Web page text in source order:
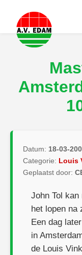
Datum: 18-03-
Categorie: Louis
Geplaatst door:
John Tol
het lopen na
Een dag
in
de Louis